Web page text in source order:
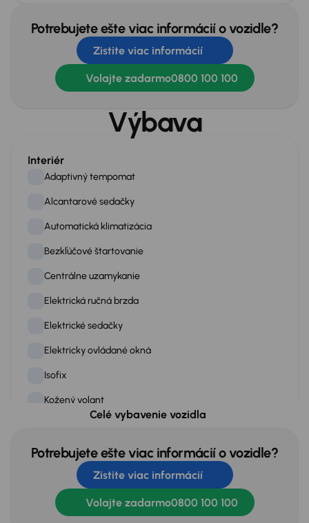
Potrebujete ešte viac informácií o vozidle?
Zistite viac informácií
Volajte zadarmo0800 100 100
Výbava
Interiér
Adaptivný tempomat
Alcantarové sedačky
Automatická klimatizácia
Bezkľúčové štartovanie
Centrálne uzamykanie
Elektrická ručná brzda
Elektrické sedačky
Elektricky ovládané okná
Isofix
Kožený volant
Multifunkčný volant
Palubný počítač
Pamäť nastavenia sedadiel
Posilovač riadenia
Celé vybavenie vozidla
Potrebujete ešte viac informácií o vozidle?
Zistite viac informácií
Volajte zadarmo0800 100 100